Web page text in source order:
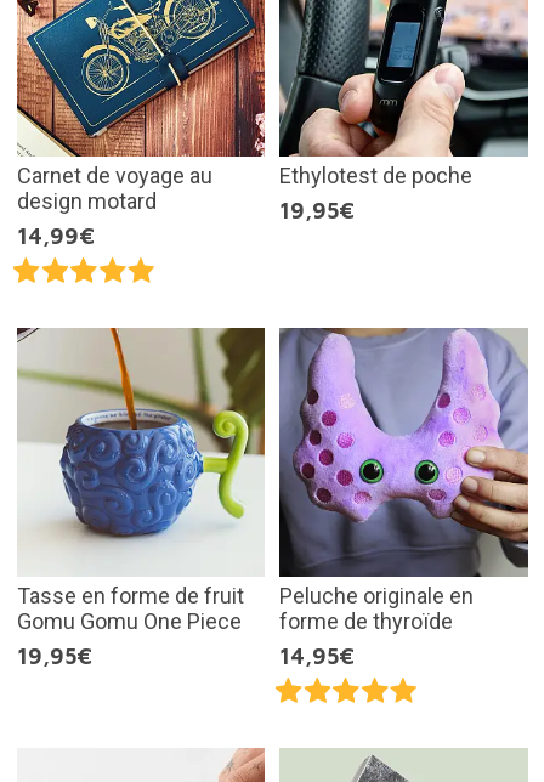
Carnet de voyage au
design motard
14,99€
Ethylotest de poche
19,95€
Tasse en forme de fruit
Gomu Gomu One Piece
19,95€
Peluche originale en
forme de thyroïde
14,95€